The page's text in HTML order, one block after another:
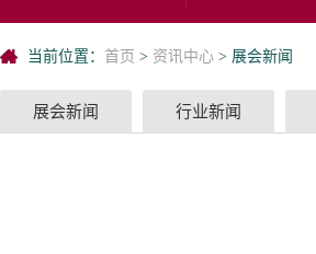
当前位置： 首页 > 资讯中心 > 展会新闻
展会新闻 行业新闻